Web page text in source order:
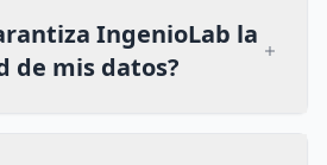
IngenioLab la
de mis datos?